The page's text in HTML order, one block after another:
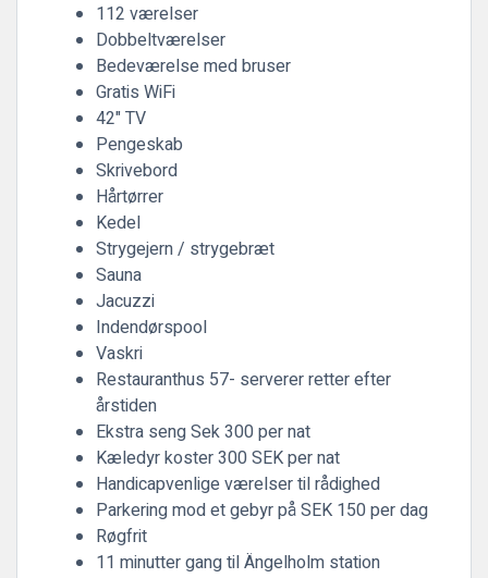
112 værelser
Dobbeltværelser
Bedeværelse med bruser
Gratis WiFi
42" TV
Pengeskab
Skrivebord
Hårtørrer
Kedel
Strygejern / strygebræt
Sauna
Jacuzzi
Indendørspool
Vaskri
Restauranthus 57- serverer retter efter
årstiden
Ekstra seng Sek 300 per nat
Kæledyr koster 300 SEK per nat
Handicapvenlige værelser til rådighed
Parkering mod et gebyr på SEK 150 per dag
Røgfrit
11 minutter gang til Ängelholm station